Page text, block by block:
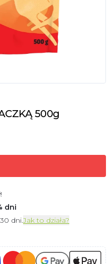
500g
!
dni
dni.Jak to działa?